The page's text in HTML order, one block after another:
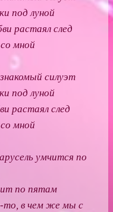
под луной
растаял след
мной
силуэт
под луной
растаял след
мной
умчится по
по пятам
то, в чем же мы с